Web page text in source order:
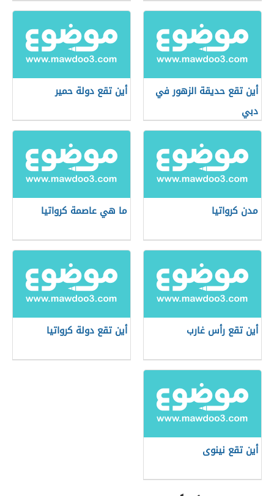
أين تقع حديقة الزهور في
دبي
أين تقع دولة حمير
مدن كرواتيا ما هي عاصمة كرواتيا
أين تقع رأس غارب أين تقع دولة كرواتيا
أين تقع نينوى